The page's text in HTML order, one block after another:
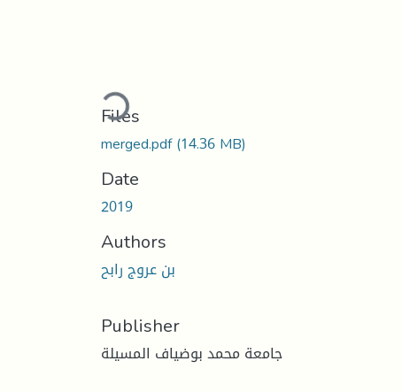
Loading...
Files
merged.pdf(14.36 MB)
Date
2019
Authors
بن عروج رابح
Publisher
جامعة محمد بوضياف المسيلة